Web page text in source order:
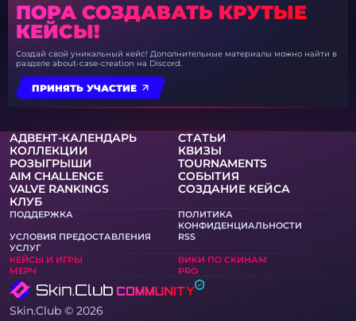
ПОРА СОЗДАВАТЬ КРУТЫЕ
КЕЙСЫ!
Создай свой уникальный кейс! Дополнительные материалы можно найти в
разделе about-case-creation на Discord.
ПРИНЯТЬ УЧАСТИЕ
АДВЕНТ-КАЛЕНДАРЬ
СТАТЬИ
КОЛЛЕКЦИИ
КВИЗЫ
РОЗЫГРЫШИ
TOURNAMENTS
AIM CHALLENGE
СОБЫТИЯ
VALVE RANKINGS
СОЗДАНИЕ КЕЙСА
КЛУБ
ПОДДЕРЖКА
ПОЛИТИКА
КОНФИДЕНЦИАЛЬНОСТИ
УСЛОВИЯ ПРЕДОСТАВЛЕНИЯ
УСЛУГ
RSS
КЕЙСЫ И ИГРЫ
ВИКИ ПО СКИНАМ
МЕРЧ
PRO
Skin.Club © 2026